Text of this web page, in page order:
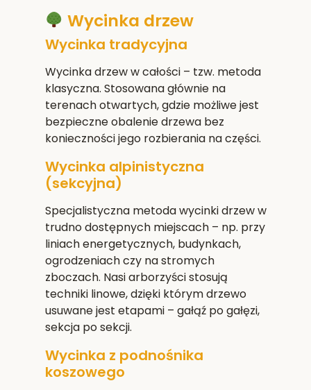
Wycinka drzew
Wycinka tradycyjna
Wycinka drzew w całości – tzw. metoda
klasyczna. Stosowana głównie na
terenach otwartych, gdzie możliwe jest
bezpieczne obalenie drzewa bez
konieczności jego rozbierania na części.
Wycinka alpinistyczna
(sekcyjna)
Specjalistyczna metoda wycinki drzew w
trudno dostępnych miejscach – np. przy
liniach energetycznych, budynkach,
ogrodzeniach czy na stromych
zboczach. Nasi arborzyści stosują
techniki linowe, dzięki którym drzewo
usuwane jest etapami – gałąź po gałęzi,
sekcja po sekcji.
Wycinka z podnośnika
koszowego